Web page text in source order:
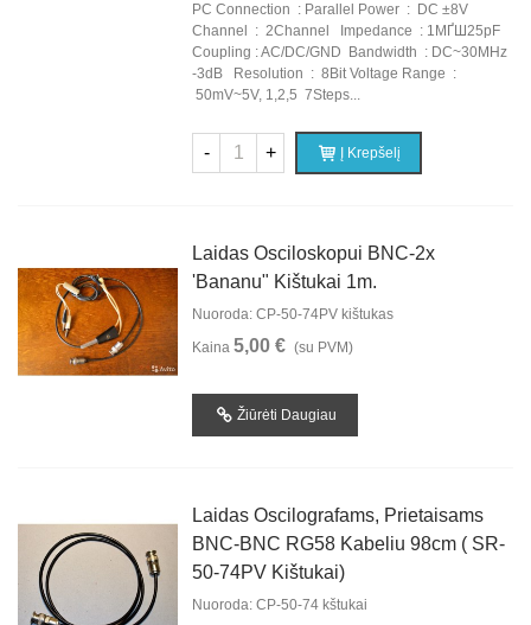
PC Connection : Parallel Power : DC ±8V
Channel : 2Channel Impedance : 1MҐШ25pF
Coupling : AC/DC/GND Bandwidth : DC~30MHz
-3dB Resolution : 8Bit Voltage Range :
50mV~5V, 1,2,5 7Steps...
- + Į Krepšelį
Laidas Osciloskopui BNC-2x
'bananu" Kištukai 1m.
Nuoroda: CP-50-74PV kištukas
Kaina5,00 € (su PVM)
Žiūrėti Daugiau
Laidas Oscilografams, Prietaisams
BNC-BNC RG58 Kabeliu 98cm ( SR-
50-74PV Kištukai)
Nuoroda: CP-50-74 kštukai